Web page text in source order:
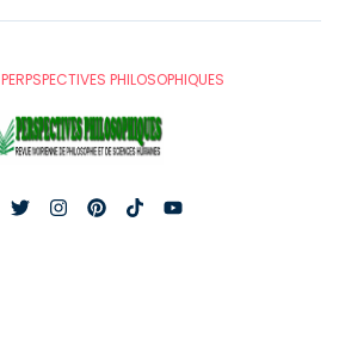
PERPSPECTIVES PHILOSOPHIQUES